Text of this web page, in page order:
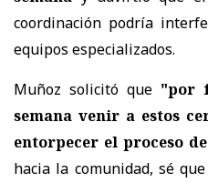
coordinación podría
equipos especializados.
Muñoz solicitó que "por
semana venir a estos
entorpecer el proceso
hacia la comunidad, sé